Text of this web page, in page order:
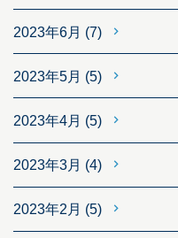
2023年6月 (7)
2023年5月 (5)
2023年4月 (5)
2023年3月 (4)
2023年2月 (5)